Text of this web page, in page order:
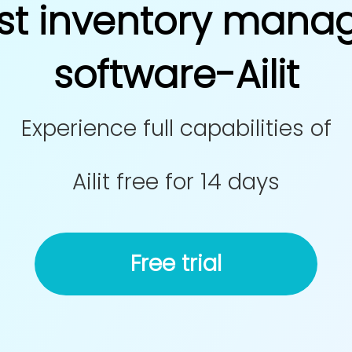
inventory
software-Ailit
Experience full capabilities of
Ailit free for 14 days
Free trial